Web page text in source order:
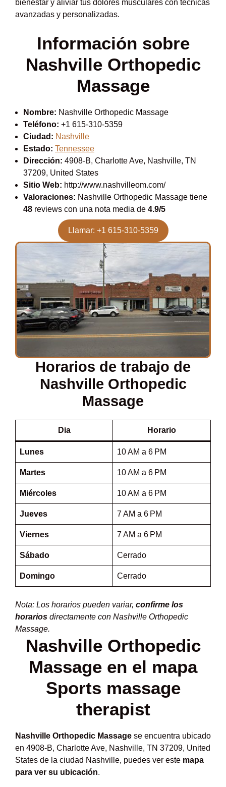
bienestar y aliviar tus dolores musculares con técnicas
avanzadas y personalizadas.
Información sobre
Nashville Orthopedic
Massage
Nombre: Nashville Orthopedic Massage
Teléfono: +1 615-310-5359
Ciudad: Nashville
Estado: Tennessee
Dirección: 4908-B, Charlotte Ave, Nashville, TN
37209, United States
Sitio Web: http://www.nashvilleom.com/
Valoraciones: Nashville Orthopedic Massage tiene
48 reviews con una nota media de 4.9/5
Llamar: +1 615-310-5359
Horarios de trabajo de
Nashville Orthopedic
Massage
Dia Horario
Lunes 10 AM a 6 PM
Martes 10 AM a 6 PM
Miércoles 10 AM a 6 PM
Jueves 7 AM a 6 PM
Viernes 7 AM a 6 PM
Sábado Cerrado
Domingo Cerrado
Nota: Los horarios pueden variar, confirme los
horarios directamente con Nashville Orthopedic
Massage.
Nashville Orthopedic
Massage en el mapa
Sports massage
therapist
Nashville Orthopedic Massage se encuentra ubicado
en 4908-B, Charlotte Ave, Nashville, TN 37209, United
States de la ciudad Nashville, puedes ver este mapa
para ver su ubicación.